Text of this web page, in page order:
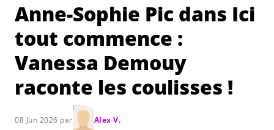
Anne-Sophie Pic dans Ici
tout commence :
Vanessa Demouy
raconte les coulisses !
08 Jun 2026 par Alex V.